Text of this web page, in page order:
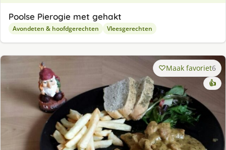
Poolse Pierogie met gehakt
Avondeten & hoofdgerechten Vleesgerechten
Maak favoriet6
👍